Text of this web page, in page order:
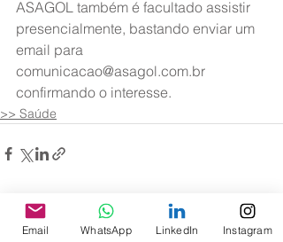
ASAGOL também é facultado assistir
presencialmente, bastando enviar um
email para
comunicacao@asagol.com.br
confirmando o interesse.
>> Saúde
Posts recentes Ver tudo
Email WhatsApp LinkedIn Instagram